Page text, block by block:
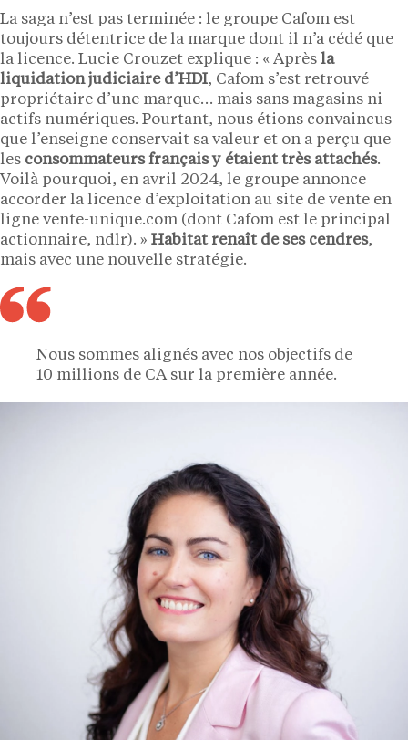
La saga n’est pas terminée : le groupe Cafom est
toujours détentrice de la marque dont il n’a cédé que
la licence. Lucie Crouzet explique : « Après la
liquidation judiciaire d’HDI, Cafom s’est retrouvé
propriétaire d’une marque… mais sans magasins ni
actifs numériques. Pourtant, nous étions convaincus
que l’enseigne conservait sa valeur et on a perçu que
les consommateurs français y étaient très attachés.
Voilà pourquoi, en avril 2024, le groupe annonce
accorder la licence d’exploitation au site de vente en
ligne vente-unique.com (dont Cafom est le principal
actionnaire, ndlr). » Habitat renaît de ses cendres,
mais avec une nouvelle stratégie.
Nous sommes alignés avec nos objectifs de
10 millions de CA sur la première année.